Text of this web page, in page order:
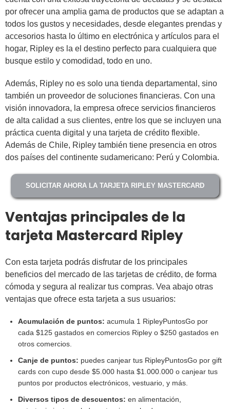
por ofrecer una amplia gama de productos que se adaptan a
todos los gustos y necesidades, desde elegantes prendas y
accesorios hasta lo último en electrónica y artículos para el
hogar, Ripley es la el destino perfecto para cualquiera que
busque estilo y comodidad, todo en uno.
Además, Ripley no es solo una tienda departamental, sino
también un proveedor de soluciones financieras. Con una
visión innovadora, la empresa ofrece servicios financieros
de alta calidad a sus clientes, entre los que se incluyen una
práctica cuenta digital y una tarjeta de crédito flexible.
Además de Chile, Ripley también tiene presencia en otros
dos países del continente sudamericano: Perú y Colombia.
SOLICITAR AHORA LA TARJETA RIPLEY MASTERCARD
Ventajas principales de la
tarjeta Mastercard Ripley
Con esta tarjeta podrás disfrutar de los principales
beneficios del mercado de las tarjetas de crédito, de forma
cómoda y segura al realizar tus compras. Vea abajo otras
ventajas que ofrece esta tarjeta a sus usuarios:
Acumulación de puntos: acumula 1 RipleyPuntosGo por
cada $125 gastados en comercios Ripley o $250 gastados en
otros comercios.
Canje de puntos: puedes canjear tus RipleyPuntosGo por gift
cards con cupo desde $5.000 hasta $1.000.000 o canjear tus
puntos por productos electrónicos, vestuario, y más.
Diversos tipos de descuentos: en alimentación,